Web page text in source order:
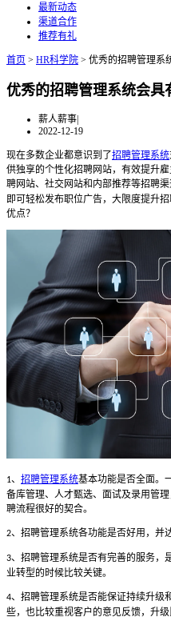
最新动态
渠道合作
推荐有礼
首页 > HR科学院 > 优秀的招聘管理系
优秀的招聘管理系统会具
薪人薪事|
2022-12-19
现在多数企业都意识到了招聘管理系统
供独享的个性化招聘网站，有效提升
聘网站、社交网站和内部推荐等招聘渠
即可轻松发布职位广告，大限度提升
优点？
1、 招聘管理系统基本功能是否全面。
备库管理、人才甄选、面试及录用管
聘流程很好的契合。
2、招聘管理系统各功能是否好用，并
3、招聘管理系统是否有完善的服务，
业转型的时候比较关键。
4、招聘管理系统是否能保证持续升级
些，也比较重视客户的意见反馈，升级